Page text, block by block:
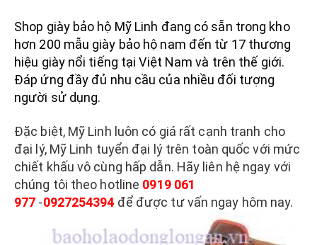
DỤNG CỤ PHÒNG CHÁY CHỮA CHÁY
TB CHỐNG RƠI NGÃ
DÂY ĐAI AN TOÀN
DÂY ĐAI CỨU SINH VÀ PHỤ KIỆN
Shop giày bảo hộ Mỹ Linh đang có sẵn trong kho
hơn 200 mẫu giày bảo hộ nam đến từ 17 thương
hiệu giày nổi tiếng tại Việt Nam và trên thế giới.
Đáp ứng đầy đủ nhu cầu của nhiều đối tượng
người sử dụng.
Đặc biệt, Mỹ Linh luôn có giá rất cạnh tranh cho
đại lý, Mỹ Linh tuyển đại lý trên toàn quốc với mức
chiết khấu vô cùng hấp dẫn. Hãy liên hệ ngay với
chúng tôi theo hotline 0919 061
977 -0927254394 để được tư vấn ngay hôm nay.